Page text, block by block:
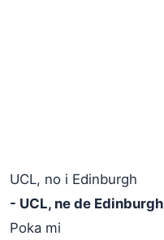
UCL, no i Edinburgh
- UCL, ne de Edinburgh
Poka mi